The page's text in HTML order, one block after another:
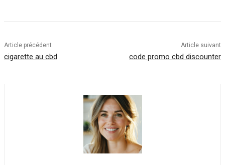
Article précédent
cigarette au cbd
Article suivant
code promo cbd discounter